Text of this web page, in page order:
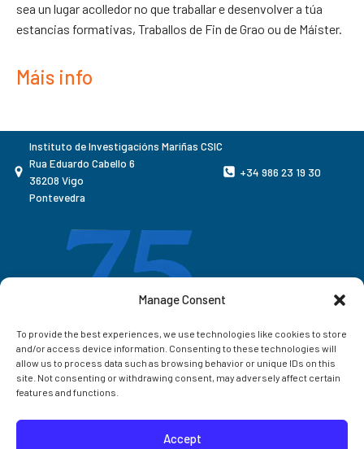
Manage Consent
To provide the best experiences, we use technologies like cookies to store
and/or access device information. Consenting to these technologies will
allow us to process data such as browsing behavior or unique IDs on this
site. Not consenting or withdrawing consent, may adversely affect certain
features and functions.
Accept
sea un lugar acolledor no que traballar e desenvolver a túa
estancias formativas, Traballos de Fin de Grao ou de Máister.
Máis info
Instituto de Investigacións Mariñas CSIC
Rua Eduardo Cabello 6
36208 Vigo
Pontevedra
+34 986 23 19 30